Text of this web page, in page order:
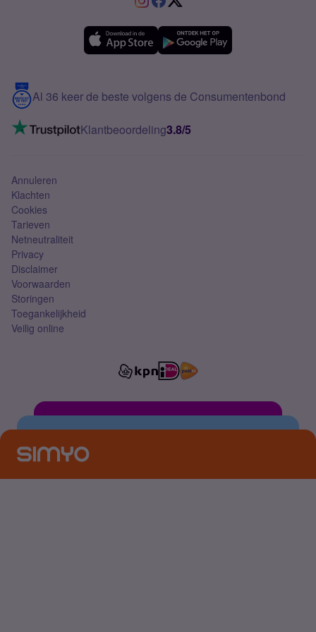
Meerdere nummers
5G internet
Mobiel internet
Mobiel abonnement
Contact
VoLTE 4G bellen
Al 36 keer de beste volgens de Consumentenbond
Klantbeoordeling3.8/5
Annuleren
Klachten
Cookies
Tarieven
Netneutraliteit
Privacy
Disclaimer
Voorwaarden
Storingen
Toegankelijkheid
Veilig online